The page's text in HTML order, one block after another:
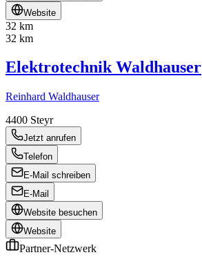
Website
32 km
32 km
Elektrotechnik Waldhauser
Reinhard Waldhauser
4400 Steyr
Jetzt anrufen
Telefon
E-Mail schreiben
E-Mail
Website besuchen
Website
Partner-Netzwerk